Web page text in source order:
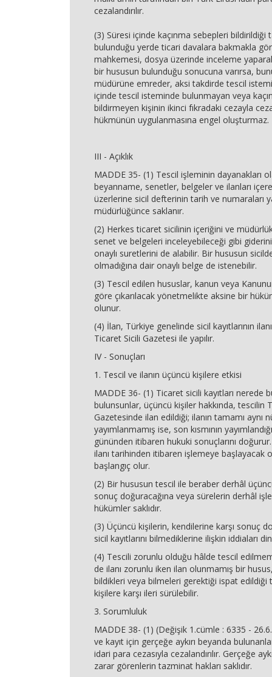
cezalandırılır.
(3) Süresi içinde kaçınma sebepleri bildirildiği
bulunduğu yerde ticari davalara bakmakla
mahkemesi, dosya üzerinde inceleme
bir hususun bulunduğu sonucuna varırsa,
müdürüne emreder, aksi takdirde tescil
içinde tescil isteminde bulunmayan veya
bildirmeyen kişinin ikinci fıkradaki cezayla
hükmünün uygulanmasına engel oluşturmaz.
III - Açıklık
MADDE 35- (1) Tescil işleminin dayanakları
beyanname, senetler, belgeler ve ilanları
üzerlerine sicil defterinin tarih ve numaraları
müdürlüğünce saklanır.
(2) Herkes ticaret sicilinin içeriğini ve
senet ve belgeleri inceleyebileceği gibi
onaylı suretlerini de alabilir. Bir hususun
olmadığına dair onaylı belge de istenebilir.
(3) Tescil edilen hususlar, kanun veya
göre çıkarılacak yönetmelikte aksine bir
olunur.
(4) İlan, Türkiye genelinde sicil kayıtlarının
Ticaret Sicili Gazetesi ile yapılır.
IV - Sonuçları
1. Tescil ve ilanın üçüncü kişilere etkisi
MADDE 36- (1) Ticaret sicili kayıtları nerede
bulunsunlar, üçüncü kişiler hakkında, tescilin
Gazetesinde ilan edildiği; ilanın tamamı aynı
yayımlanmamış ise, son kısmının
gününden itibaren hukuki sonuçlarını
ilanı tarihinden itibaren işlemeye başlayacak
başlangıç olur.
(2) Bir hususun tescil ile beraber derhâl
sonuç doğuracağına veya sürelerin derhâl
hükümler saklıdır.
(3) Üçüncü kişilerin, kendilerine karşı sonuç
sicil kayıtlarını bilmediklerine ilişkin iddiaları
(4) Tescili zorunlu olduğu hâlde tescil
de ilanı zorunlu iken ilan olunmamış bir
bildikleri veya bilmeleri gerektiği ispat edildiği
kişilere karşı ileri sürülebilir.
3. Sorumluluk
MADDE 38- (1) (Değişik 1.cümle : 6335 -
ve kayıt için gerçeğe aykırı beyanda
idari para cezasıyla cezalandırılır. Gerçeğe
zarar görenlerin tazminat hakları saklıdır.